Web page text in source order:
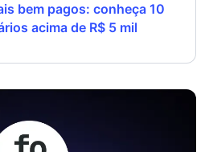
bem pagos: conheça 10
acima de R$ 5 mil